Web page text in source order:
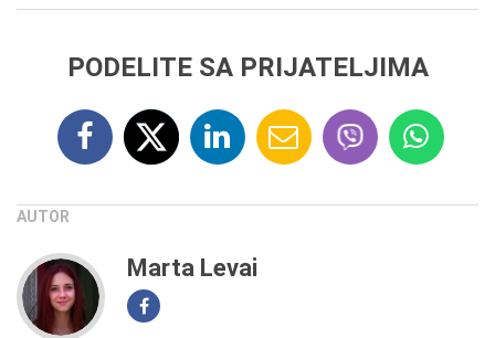
PODELITE SA PRIJATELJIMA
AUTOR
Marta Levai